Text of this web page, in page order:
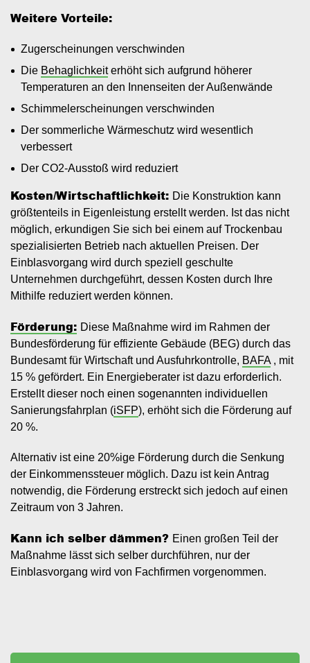
Weitere Vorteile:
Zugerscheinungen verschwinden
Die Behaglichkeiterhöht sich aufgrund höherer
Temperaturen an den Innenseiten der Außenwände
Schimmelerscheinungen verschwinden
Der sommerliche Wärmeschutz wird wesentlich
verbessert
Der CO2-Ausstoß wird reduziert
Kosten/Wirtschaftlichkeit: Die Konstruktion kann
größtenteils in Eigenleistung erstellt werden. Ist das nicht
möglich, erkundigen Sie sich bei einem auf Trockenbau
spezialisierten Betrieb nach aktuellen Preisen. Der
Einblasvorgang wird durch speziell geschulte
Unternehmen durchgeführt, dessen Kosten durch Ihre
Mithilfe reduziert werden können.
Förderung: Diese Maßnahme wird im Rahmen der
Bundesförderung für effiziente Gebäude (BEG) durch das
Bundesamt für Wirtschaft und Ausfuhrkontrolle, BAFA, mit
15 % gefördert. Ein Energieberater ist dazu erforderlich.
Erstellt dieser noch einen sogenannten individuellen
Sanierungsfahrplan (iSFP), erhöht sich die Förderung auf
20 %.
Alternativ ist eine 20%ige Förderung durch die Senkung
der Einkommenssteuer möglich. Dazu ist kein Antrag
notwendig, die Förderung erstreckt sich jedoch auf einen
Zeitraum von 3 Jahren.
Kann ich selber dämmen? Einen großen Teil der
Maßnahme lässt sich selber durchführen, nur der
Einblasvorgang wird von Fachfirmen vorgenommen.